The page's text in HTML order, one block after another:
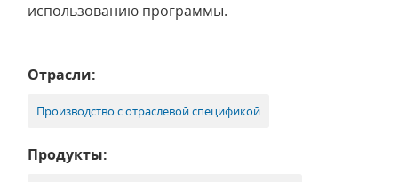
использованию программы.
Отрасли:
Производство с отраслевой спецификой
Продукты: